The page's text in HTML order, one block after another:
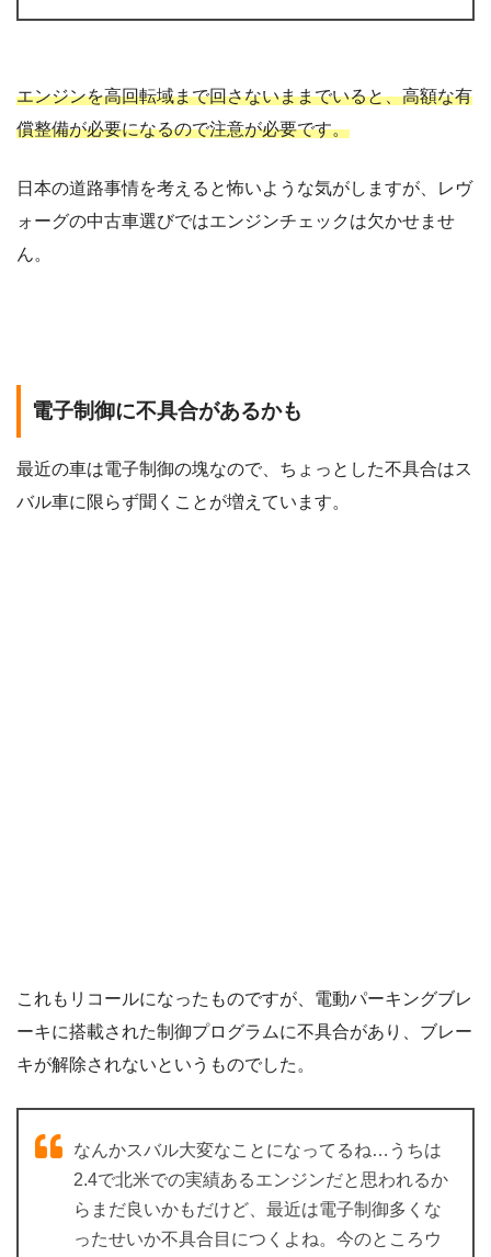
エンジンを高回転域まで回さないままでいると、高額な有
償整備が必要になるので注意が必要です。
日本の道路事情を考えると怖いような気がしますが、レヴ
ォーグの中古車選びではエンジンチェックは欠かせませ
ん。
電子制御に不具合があるかも
最近の車は電子制御の塊なので、ちょっとした不具合はス
バル車に限らず聞くことが増えています。
これもリコールになったものですが、電動パーキングブレ
ーキに搭載された制御プログラムに不具合があり、ブレー
キが解除されないというものでした。
なんかスバル大変なことになってるね…うちは
2.4で北米での実績あるエンジンだと思われるか
らまだ良いかもだけど、最近は電子制御多くな
ったせいか不具合目につくよね。今のところウ